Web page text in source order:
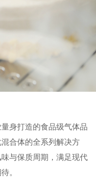
身打造的食品级气体品
合体的全系列解决方
与保质周期，满足现代
。